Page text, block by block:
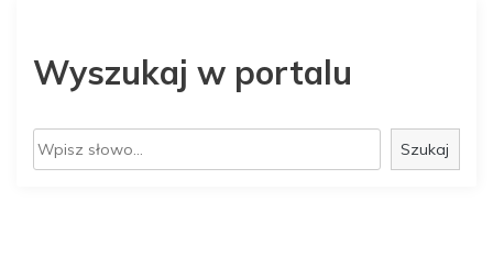
Wyszukaj w portalu
S
z
Szukaj